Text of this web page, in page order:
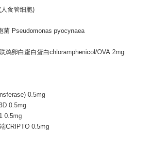
食管细胞)
菌 Pseudomonas pyocynaea
鸡卵白蛋白蛋白chloramphenicol/OVA 2mg
0.5mg
0.5mg
0.5mg
CRIPTO 0.5mg